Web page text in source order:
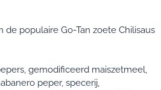
de populaire Go-Tan zoete Chilisaus
gemodificeerd maiszetmeel,
peper, specerij,